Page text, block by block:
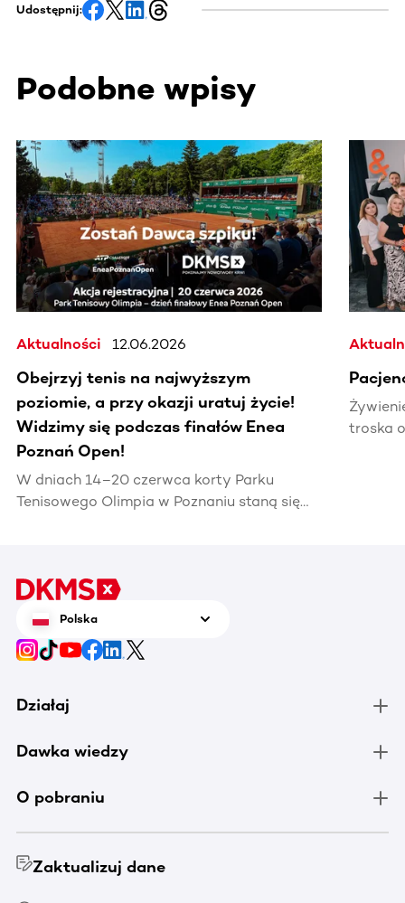
Udostępnij:
Podobne wpisy
Ta sekcja zawiera treści przewijane w poziomie. Użyj
Aktualności 12.06.2026
Obejrzyj tenis na najwyższym
poziomie, a przy okazji uratuj życie!
Widzimy się podczas finałów Enea
Poznań Open!
W dniach 14–20 czerwca korty Parku
Tenisowego Olimpia w Poznaniu staną się
tenis na najwyższym poziomie, ale także
chorujących na nowotwory krwi.
troska
Polska
Działaj
Dawka wiedzy
O pobraniu
Zaktualizuj dane